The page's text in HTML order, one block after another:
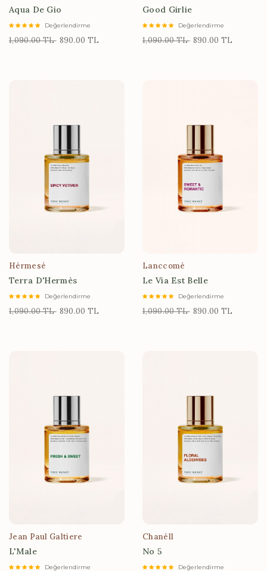
Aqua De Gio
Değerlendirme
1,090.00 TL 890.00 TL
Good Girlie
Değerlendirme
1,090.00 TL 890.00 TL
Hérmesé
Terra D'Hermès
Değerlendirme
1,090.00 TL 890.00 TL
Lanccomé
Le Via Est Belle
Değerlendirme
1,090.00 TL 890.00 TL
Jean Paul Galtiere
L'Male
Değerlendirme
Chanéll
No 5
Değerlendirme